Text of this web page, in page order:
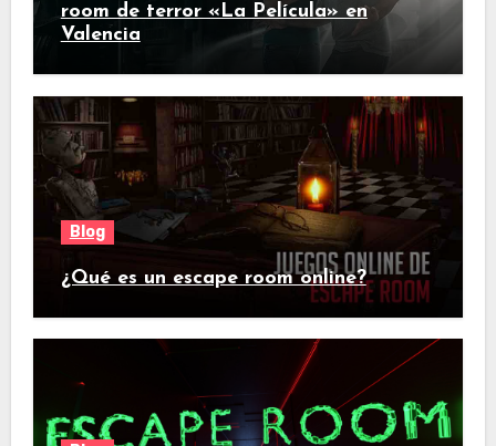
room de terror «La Película» en
Valencia
Blog
¿Qué es un escape room online?